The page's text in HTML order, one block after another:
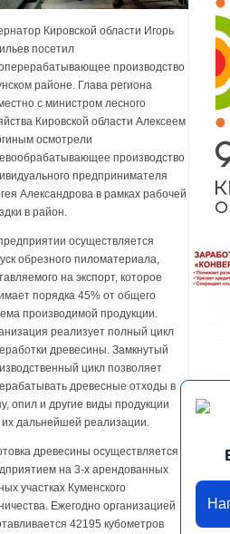
Кировской области Игорь
посетил
производство
районе. Глава региона
с министром лесного
Кировской области Алексеем
осмотрели
производство
предпринимателя
Александрова в рамках рабочей
в район.
осуществляется
обрезного пиломатериала,
на экспорт, которое
порядка 45% от общего
производимой продукции.
реализует полный цикл
древесины. Замкнутый
цикл позволяет
древесные отходы в
опил и другие виды продукции
их дальнейшей реализации.
древесины осуществляется
на 3-х арендованных
участках Куменского
Ежегодно организацией
42195 кубометров